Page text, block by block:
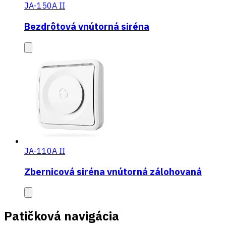
JA-150A II
Bezdrôtová vnútorná siréna
JA-110A II
Zbernicová siréna vnútorná zálohovaná
Patičková navigácia